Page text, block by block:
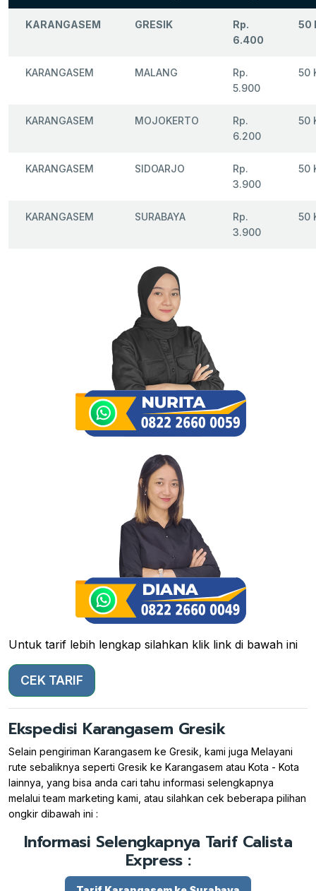
KARANGASEM GRESIK
Rp.
6.400
50
KARANGASEM MALANG
Rp.
5.900
50
KARANGASEM MOJOKERTO
Rp.
6.200
50
KARANGASEM SIDOARJO
Rp.
3.900
50
KARANGASEM SURABAYA
Rp.
3.900
50
Untuk tarif lebih lengkap silahkan klik link di bawah ini
CEK TARIF
Ekspedisi Karangasem Gresik
Selain pengiriman Karangasem ke Gresik, kami juga Melayani
rute sebaliknya seperti Gresik ke Karangasem atau Kota - Kota
lainnya, yang bisa anda cari tahu informasi selengkapnya
melalui team marketing kami, atau silahkan cek beberapa pilihan
ongkir dibawah ini :
Informasi Selengkapnya Tarif Calista
Express :